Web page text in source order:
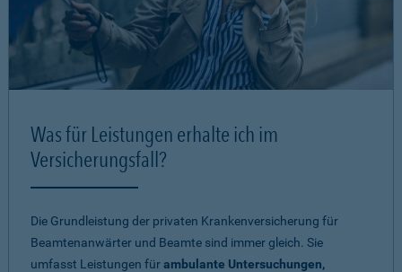
Was für Leistungen erhalte ich im
Versicherungsfall?
Die Grundleistung der privaten Krankenversicherung für
Beamtenanwärter und Beamte sind immer gleich. Sie
umfasst Leistungen fürambulante Untersuchungen,